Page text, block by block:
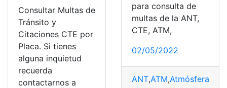
Consultar Multas de
Tránsito y
Citaciones CTE por
Placa. Si tienes
alguna inquietud
recuerda
contactarnos a
para consulta de
multas de la ANT,
CTE, ATM,
02/05/2022
ANT,ATM,Atmósferas